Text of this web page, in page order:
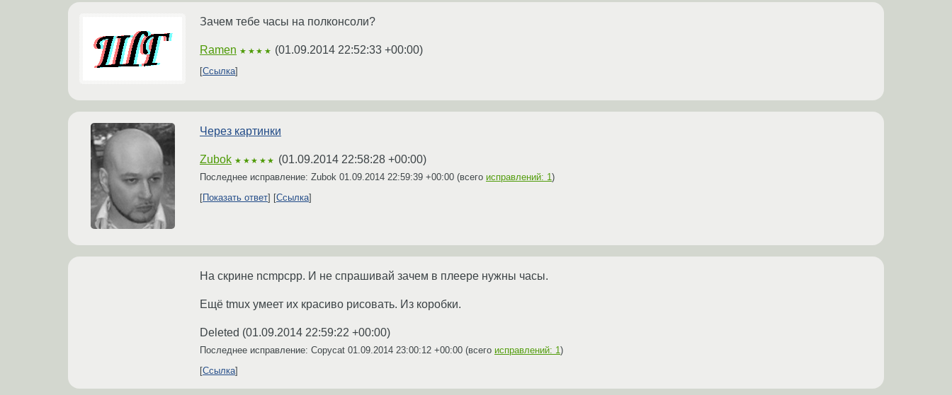
Зачем тебе часы на полконсоли?
Ramen ★★★★ (01.09.2014 22:52:33 +00:00)
Ссылка
Через картинки
Zubok ★★★★★ (01.09.2014 22:58:28 +00:00)
Последнее исправление: Zubok 01.09.2014 22:59:39 +00:00 (всего исправлений: 1)
Показать ответ
Ссылка
На скрине ncmpcpp. И не спрашивай зачем в плеере нужны часы.
Ещё tmux умеет их красиво рисовать. Из коробки.
Deleted (01.09.2014 22:59:22 +00:00)
Последнее исправление: Copycat 01.09.2014 23:00:12 +00:00 (всего исправлений: 1)
Ссылка